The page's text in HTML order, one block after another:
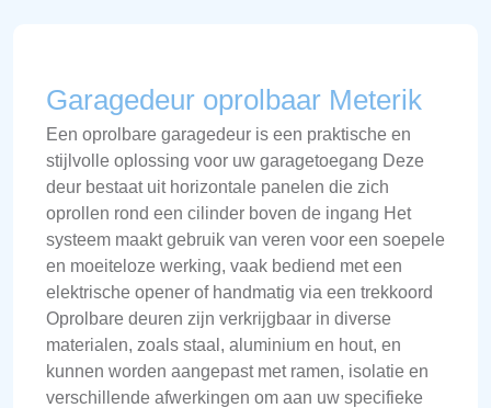
Garagedeur oprolbaar Meterik
Een oprolbare garagedeur is een praktische en
stijlvolle oplossing voor uw garagetoegang Deze
deur bestaat uit horizontale panelen die zich
oprollen rond een cilinder boven de ingang Het
systeem maakt gebruik van veren voor een soepele
en moeiteloze werking, vaak bediend met een
elektrische opener of handmatig via een trekkoord
Oprolbare deuren zijn verkrijgbaar in diverse
materialen, zoals staal, aluminium en hout, en
kunnen worden aangepast met ramen, isolatie en
verschillende afwerkingen om aan uw specifieke